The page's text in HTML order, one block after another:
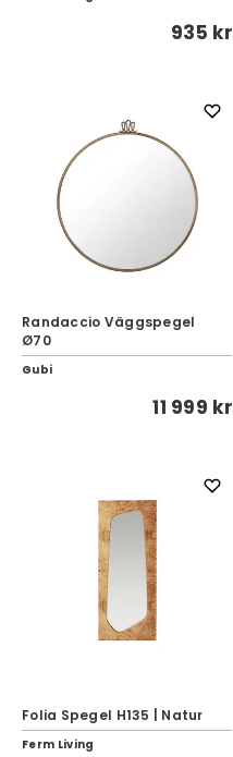
935 kr
Randaccio Väggspegel
Ø70
Gubi
11 999 kr
Folia Spegel H135 | Natur
Ferm Living